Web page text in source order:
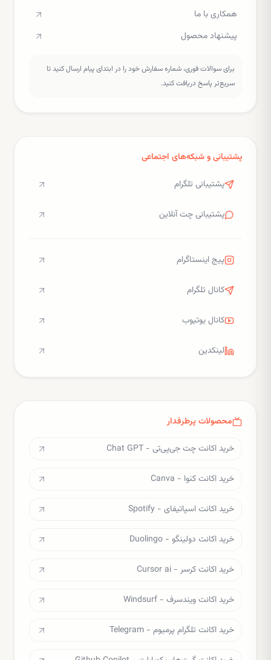
همکاری با ما
پیشنهاد محصول
برای سوالات فوری، شماره سفارش خود را در ابتدای پیام ارسال کنید تا
سریع‌تر پاسخ دریافت کنید.
پشتیبانی و شبکه‌های اجتماعی
پشتیبانی تلگرام
پشتیبانی چت آنلاین
پیج اینستاگرام
کانال تلگرام
کانال یوتیوب
لینکدین
محصولات پرطرفدار
خرید اکانت چت جی‌پی‌تی - Chat GPT
خرید اکانت کنوا - Canva
خرید اکانت اسپاتیفای - Spotify
خرید اکانت دولینگو - Duolingo
خرید اکانت کرسر - Cursor ai
خرید اکانت ویندسرف - Windsurf
خرید اکانت تلگرام پرمیوم - Telegram